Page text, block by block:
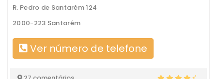
R. Pedro de Santarém 124
2000-223 Santarém
Ver número de telefone